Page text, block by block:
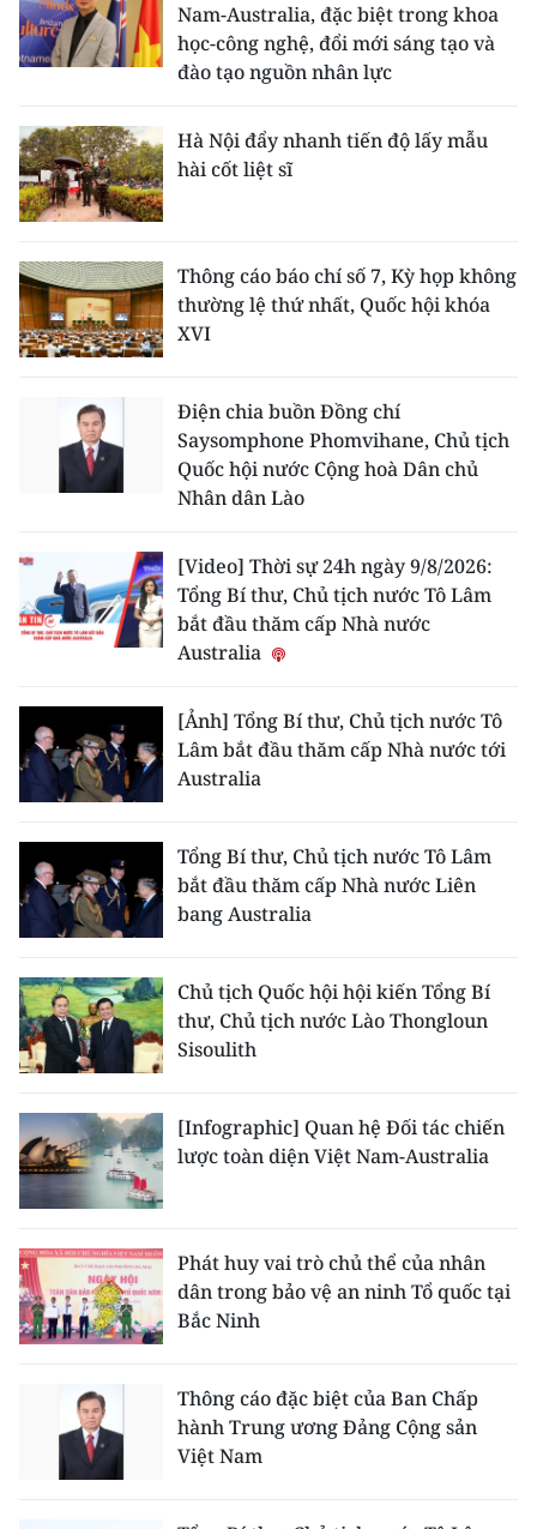
Nam-Australia, đặc biệt trong khoa
học-công nghệ, đổi mới sáng tạo và
đào tạo nguồn nhân lực
Hà Nội đẩy nhanh tiến độ lấy mẫu
hài cốt liệt sĩ
Thông cáo báo chí số 7, Kỳ họp không
thường lệ thứ nhất, Quốc hội khóa
XVI
Điện chia buồn Đồng chí
Saysomphone Phomvihane, Chủ tịch
Quốc hội nước Cộng hoà Dân chủ
Nhân dân Lào
[Video] Thời sự 24h ngày 9/8/2026:
Tổng Bí thư, Chủ tịch nước Tô Lâm
bắt đầu thăm cấp Nhà nước
Australia
[Ảnh] Tổng Bí thư, Chủ tịch nước Tô
Lâm bắt đầu thăm cấp Nhà nước tới
Australia
Tổng Bí thư, Chủ tịch nước Tô Lâm
bắt đầu thăm cấp Nhà nước Liên
bang Australia
Chủ tịch Quốc hội hội kiến Tổng Bí
thư, Chủ tịch nước Lào Thongloun
Sisoulith
[Infographic] Quan hệ Đối tác chiến
lược toàn diện Việt Nam-Australia
Phát huy vai trò chủ thể của nhân
dân trong bảo vệ an ninh Tổ quốc tại
Bắc Ninh
Thông cáo đặc biệt của Ban Chấp
hành Trung ương Đảng Cộng sản
Việt Nam